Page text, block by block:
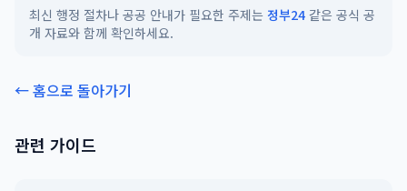
최신 행정 절차나 공공 안내가 필요한 주제는 정부24 같은 공식 공
개 자료와 함께 확인하세요.
← 홈으로 돌아가기
관련 가이드